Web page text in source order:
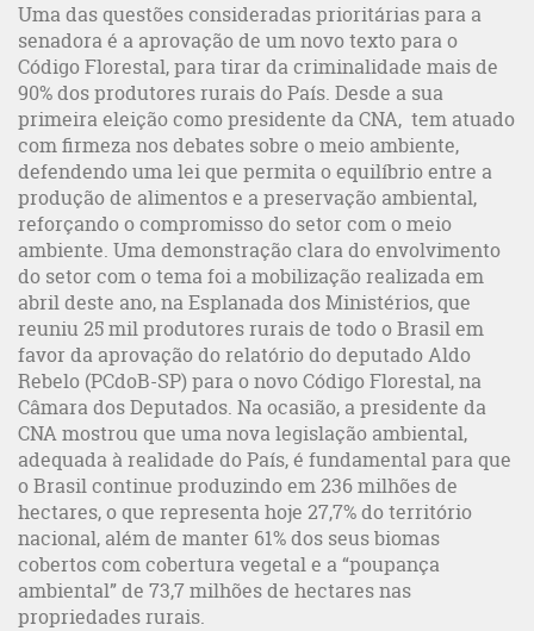
Uma das questões consideradas prioritárias para a
senadora é a aprovação de um novo texto para o
Código Florestal, para tirar da criminalidade mais de
90% dos produtores rurais do País. Desde a sua
primeira eleição como presidente da CNA, tem atuado
com firmeza nos debates sobre o meio ambiente,
defendendo uma lei que permita o equilíbrio entre a
produção de alimentos e a preservação ambiental,
reforçando o compromisso do setor com o meio
ambiente. Uma demonstração clara do envolvimento
do setor com o tema foi a mobilização realizada em
abril deste ano, na Esplanada dos Ministérios, que
reuniu 25 mil produtores rurais de todo o Brasil em
favor da aprovação do relatório do deputado Aldo
Rebelo (PCdoB-SP) para o novo Código Florestal, na
Câmara dos Deputados. Na ocasião, a presidente da
CNA mostrou que uma nova legislação ambiental,
adequada à realidade do País, é fundamental para que
o Brasil continue produzindo em 236 milhões de
hectares, o que representa hoje 27,7% do território
nacional, além de manter 61% dos seus biomas
cobertos com cobertura vegetal e a “poupança
ambiental” de 73,7 milhões de hectares nas
propriedades rurais.